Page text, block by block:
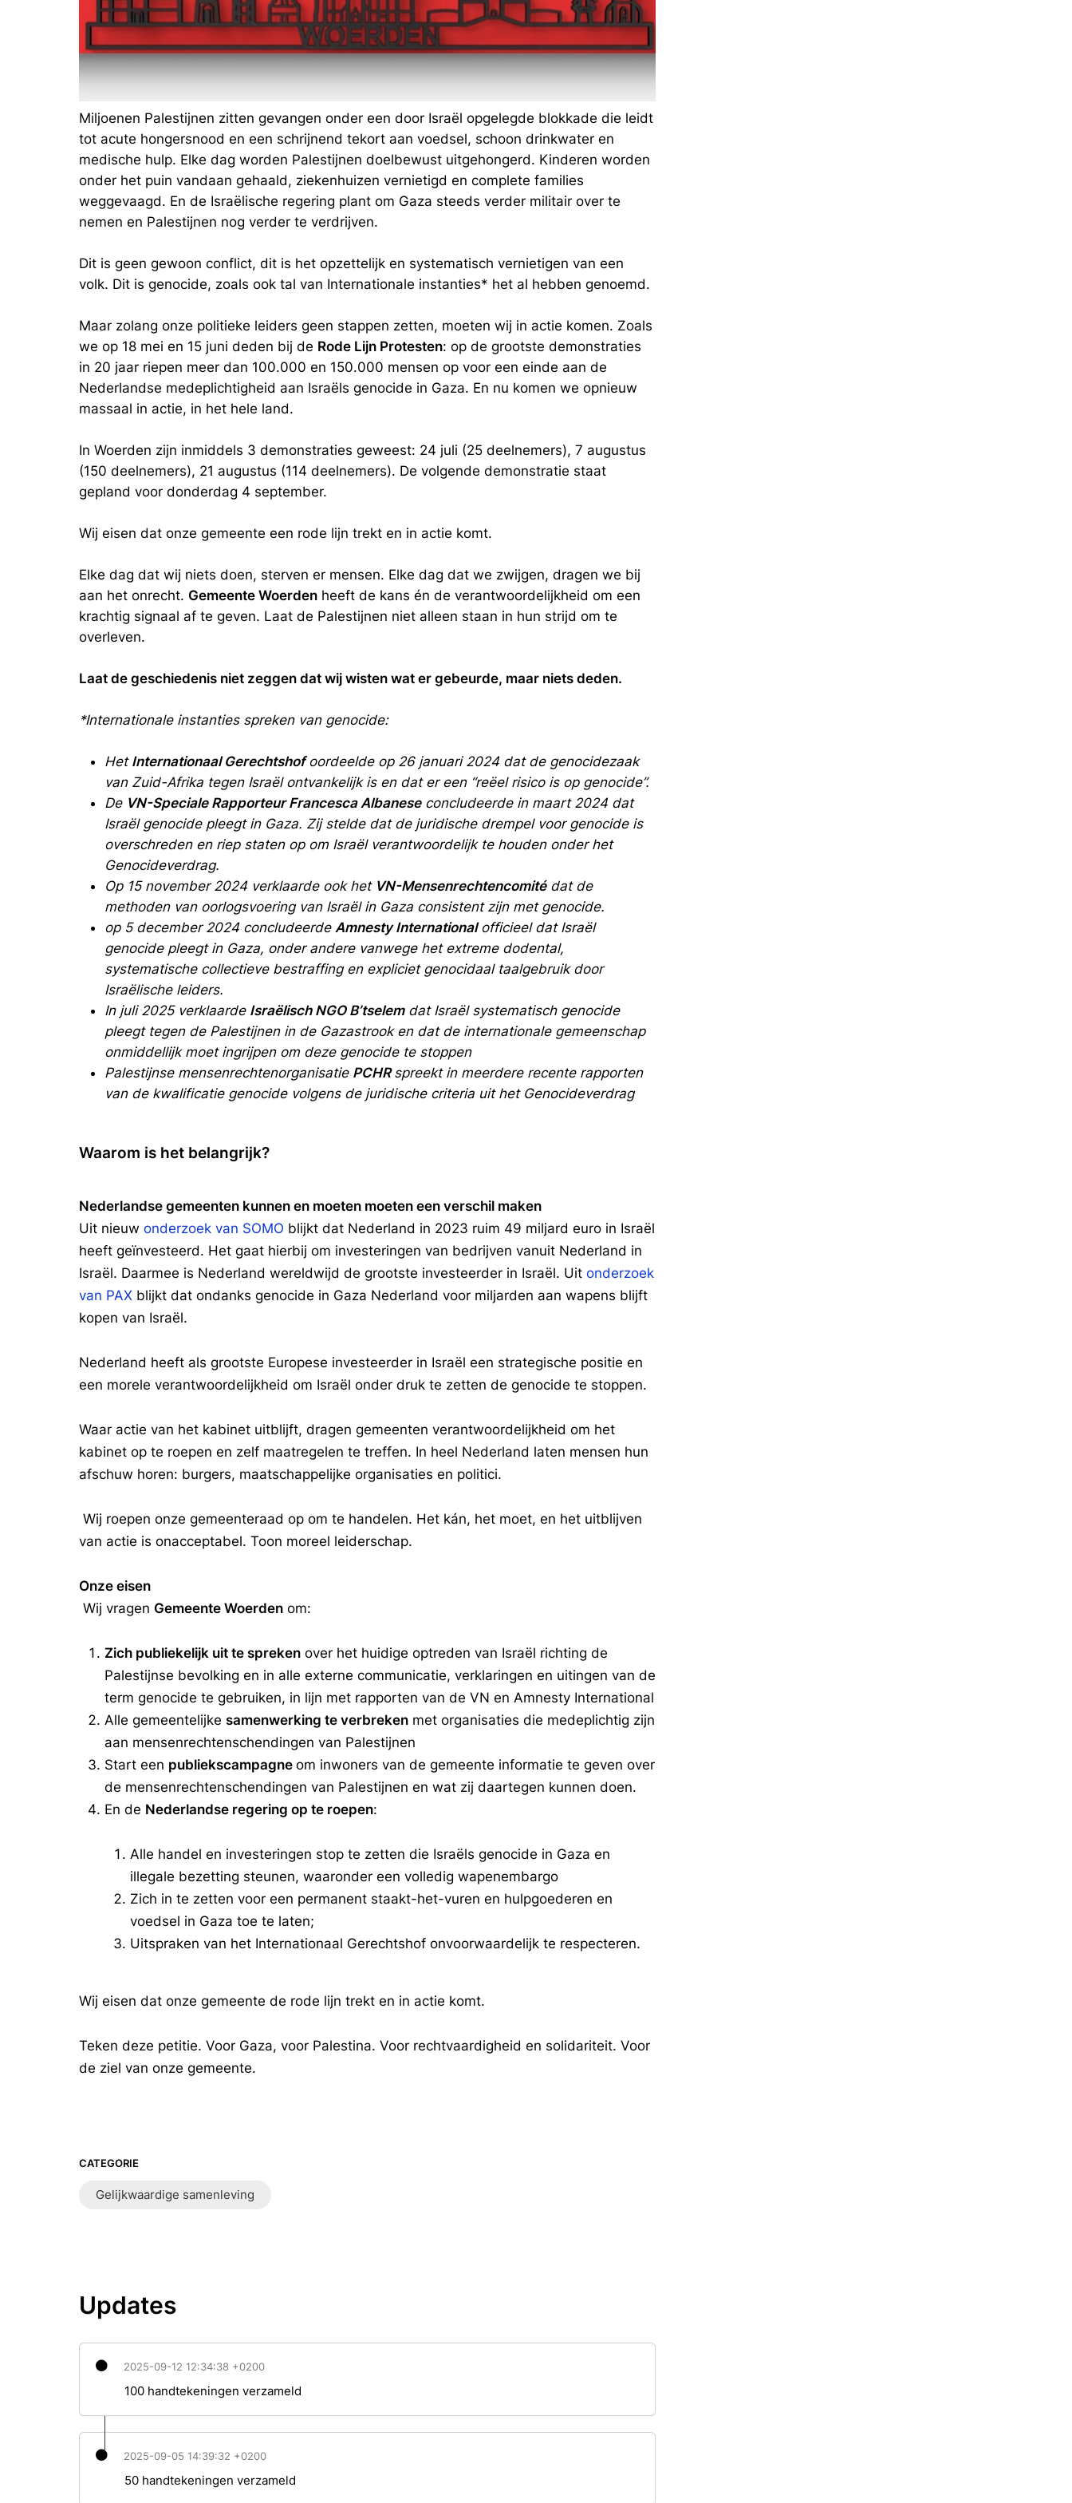
Miljoenen Palestijnen zitten gevangen onder een door Israël opgelegde blokkade die leidt
tot acute hongersnood en een schrijnend tekort aan voedsel, schoon drinkwater en
medische hulp. Elke dag worden Palestijnen doelbewust uitgehongerd. Kinderen worden
onder het puin vandaan gehaald, ziekenhuizen vernietigd en complete families
weggevaagd. En de Israëlische regering plant om Gaza steeds verder militair over te
nemen en Palestijnen nog verder te verdrijven.
Dit is geen gewoon conflict, dit is het opzettelijk en systematisch vernietigen van een
volk. Dit is genocide, zoals ook tal van Internationale instanties* het al hebben genoemd.
Maar zolang onze politieke leiders geen stappen zetten, moeten wij in actie komen. Zoals
we op 18 mei en 15 juni deden bij de Rode Lijn Protesten: op de grootste demonstraties
in 20 jaar riepen meer dan 100.000 en 150.000 mensen op voor een einde aan de
Nederlandse medeplichtigheid aan Israëls genocide in Gaza. En nu komen we opnieuw
massaal in actie, in het hele land.
In Woerden zijn inmiddels 3 demonstraties geweest: 24 juli (25 deelnemers), 7 augustus
(150 deelnemers), 21 augustus (114 deelnemers). De volgende demonstratie staat
gepland voor donderdag 4 september.
Wij eisen dat onze gemeente een rode lijn trekt en in actie komt.
Elke dag dat wij niets doen, sterven er mensen. Elke dag dat we zwijgen, dragen we bij
aan het onrecht. Gemeente Woerden heeft de kans én de verantwoordelijkheid om een
krachtig signaal af te geven. Laat de Palestijnen niet alleen staan in hun strijd om te
overleven.
Laat de geschiedenis niet zeggen dat wij wisten wat er gebeurde, maar niets deden.
*Internationale instanties spreken van genocide:
Het Internationaal Gerechtshofoordeelde op 26 januari 2024 dat de genocidezaak
van Zuid-Afrika tegen Israël ontvankelijk is en dat er een “reëel risico is op genocide”.
De VN-Speciale Rapporteur Francesca Albaneseconcludeerde in maart 2024 dat
Israël genocide pleegt in Gaza. Zij stelde dat de juridische drempel voor genocide is
overschreden en riep staten op om Israël verantwoordelijk te houden onder het
Genocideverdrag.
Op 15 november 2024 verklaarde ook het VN-Mensenrechtencomitédat de
methoden van oorlogsvoering van Israël in Gaza consistent zijn met genocide.
op 5 december 2024 concludeerde Amnesty Internationalofficieel dat Israël
genocide pleegt in Gaza, onder andere vanwege het extreme dodental,
systematische collectieve bestraffing en expliciet genocidaal taalgebruik door
Israëlische leiders.
In juli 2025 verklaarde Israëlisch NGO B’tselemdat Israël systematisch genocide
pleegt tegen de Palestijnen in de Gazastrook en dat de internationale gemeenschap
onmiddellijk moet ingrijpen om deze genocide te stoppen
Palestijnse mensenrechtenorganisatie PCHRspreekt in meerdere recente rapporten
van de kwalificatie genocide volgens de juridische criteria uit het Genocideverdrag
Waarom is het belangrijk?
Nederlandse gemeenten kunnen en moeten moeten een verschil maken
Uit nieuw onderzoek van SOMO blijkt dat Nederland in 2023 ruim 49 miljard euro in Israël
heeft geïnvesteerd. Het gaat hierbij om investeringen van bedrijven vanuit Nederland in
Israël. Daarmee is Nederland wereldwijd de grootste investeerder in Israël. Uit onderzoek
van PAX blijkt dat ondanks genocide in Gaza Nederland voor miljarden aan wapens blijft
kopen van Israël.
Nederland heeft als grootste Europese investeerder in Israël een strategische positie en
een morele verantwoordelijkheid om Israël onder druk te zetten de genocide te stoppen.
Waar actie van het kabinet uitblijft, dragen gemeenten verantwoordelijkheid om het
kabinet op te roepen en zelf maatregelen te treffen. In heel Nederland laten mensen hun
afschuw horen: burgers, maatschappelijke organisaties en politici.
Wij roepen onze gemeenteraad op om te handelen. Het kán, het moet, en het uitblijven
van actie is onacceptabel. Toon moreel leiderschap.
Onze eisen
Wij vragen Gemeente Woerden om:
Zich publiekelijk uit te spreken over het huidige optreden van Israël richting de
Palestijnse bevolking en in alle externe communicatie, verklaringen en uitingen van de
term genocide te gebruiken, in lijn met rapporten van de VN en Amnesty International
Alle gemeentelijke samenwerking te verbreken met organisaties die medeplichtig zijn
aan mensenrechtenschendingen van Palestijnen
Start een publiekscampagne om inwoners van de gemeente informatie te geven over
de mensenrechtenschendingen van Palestijnen en wat zij daartegen kunnen doen.
En de Nederlandse regering op te roepen:
Alle handel en investeringen stop te zetten die Israëls genocide in Gaza en
illegale bezetting steunen, waaronder een volledig wapenembargo
Zich in te zetten voor een permanent staakt-het-vuren en hulpgoederen en
voedsel in Gaza toe te laten;
Uitspraken van het Internationaal Gerechtshof onvoorwaardelijk te respecteren.
Wij eisen dat onze gemeente de rode lijn trekt en in actie komt.
Teken deze petitie. Voor Gaza, voor Palestina. Voor rechtvaardigheid en solidariteit. Voor
de ziel van onze gemeente.
CATEGORIE
Gelijkwaardige samenleving
Updates
2025-09-12 12:34:38 +0200
100 handtekeningen verzameld
2025-09-05 14:39:32 +0200
50 handtekeningen verzameld